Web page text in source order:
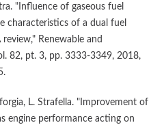
"Influence of gaseous fuel
characteristics of a dual fuel
Renewable and
82, pt. 3, pp. 3333-3349, 2018,
L. Strafella. "Improvement of
engine performance acting on